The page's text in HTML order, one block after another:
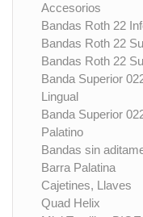
Accesorios
Bandas Roth 22
Bandas Roth 22
Bandas Roth 22
Banda Superior
Lingual
Banda Superior
Palatino
Bandas sin
Barra Palatina
Cajetines, Llaves
Quad Helix